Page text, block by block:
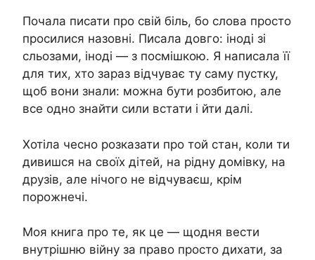
Почала писати про свій біль, бо слова просто
просилися назовні. Писала довго: іноді зі
сльозами, іноді — з посмішкою. Я написала її
для тих, хто зараз відчуває ту саму пустку,
щоб вони знали: можна бути розбитою, але
все одно знайти сили встати і йти далі.
Хотіла чесно розказати про той стан, коли ти
дивишся на своїх дітей, на рідну домівку, на
друзів, але нічого не відчуваєш, крім
порожнечі.
Моя книга про те, як це — щодня вести
внутрішню війну за право просто дихати, за